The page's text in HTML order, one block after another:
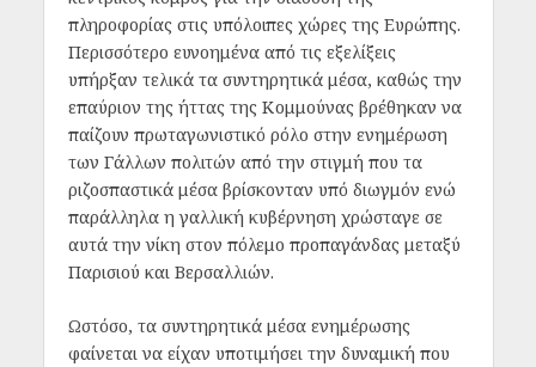
πληροφορίας στις υπόλοιπες χώρες της Ευρώπης.
Περισσότερο ευνοημένα από τις εξελίξεις
υπήρξαν τελικά τα συντηρητικά μέσα, καθώς την
επαύριον της ήττας της Κομμούνας βρέθηκαν να
παίζουν πρωταγωνιστικό ρόλο στην ενημέρωση
των Γάλλων πολιτών από την στιγμή που τα
ριζοσπαστικά μέσα βρίσκονταν υπό διωγμόν ενώ
παράλληλα η γαλλική κυβέρνηση χρώσταγε σε
αυτά την νίκη στον πόλεμο προπαγάνδας μεταξύ
Παρισιού και Βερσαλλιών.
Ωστόσο, τα συντηρητικά μέσα ενημέρωσης
φαίνεται να είχαν υποτιμήσει την δυναμική που